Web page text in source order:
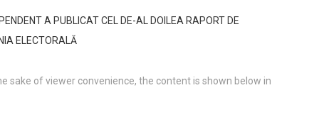
A PUBLICAT CEL DE-AL DOILEA RAPORT DE
ELECTORALĂ
sake of viewer convenience, the content is shown below in